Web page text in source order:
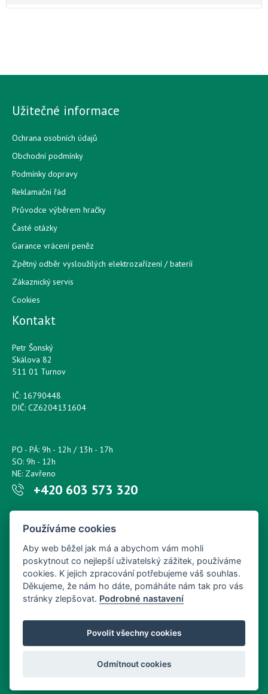
Užitečné informace
Ochrana osobních údajů
Obchodní podmínky
Podmínky dopravy
Reklamační řád
Průvodce výběrem hračky
Časté otázky
Garance vrácení peněz
Zpětný odběr vysloužilých elektrozařízení / bateríí
Zákaznický servis
Cookies
Kontakt
Petr Šonský
Skálova 82
511 01 Turnov
IČ: 16790448
DIČ: CZ6204131604
PO - PÁ: 9h - 12h / 13h - 17h
SO: 9h - 12h
NE: Zavřeno
+420 603 573 320
petr.sonsky@centrum.cz
Copyright © Nový Web s.r.o. 2026
Používáme cookies
Aby web běžel jak má a abychom vám mohli
poskytnout co nejlepší uživatelský zážitek, používáme
cookies. K jejich zpracování potřebujeme váš souhlas.
Děkujeme, že nám ho dáte, pomáháte nám tak pro vás
stránky zlepšovat. Podrobné nastavení
Povolit všechny cookies
Odmítnout cookies